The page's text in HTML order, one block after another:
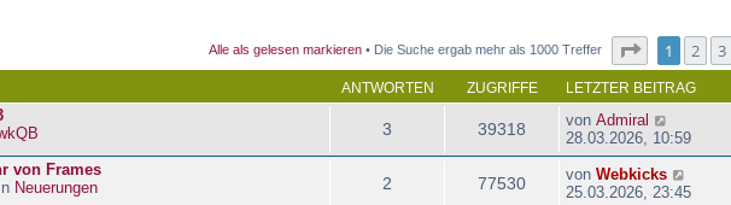
Alle als gelesen markieren • Die Suche ergab mehr als 1000 Treffer Seite von20
1 2 3
ANTWORTEN ZUGRIFFE LETZTER BEITRAG
3 39318 von Admiral
28.03.2026, 10:59
von Frames
Neuerungen 2 77530 von Webkicks
25.03.2026, 23:45